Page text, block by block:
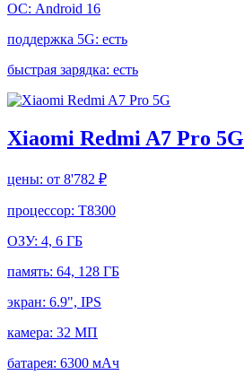
ОС: Android 16
поддержка 5G: есть
быстрая зарядка: есть
Xiaomi Redmi A7 Pro 5G
цены: от 8'782 ₽
процессор: T8300
ОЗУ: 4, 6 ГБ
память: 64, 128 ГБ
экран: 6.9", IPS
камера: 32 МП
батарея: 6300 мАч